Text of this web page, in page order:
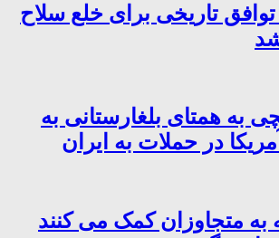
تاریخی برای خلع سلاح
به همتای بلغارستانی به
در حملات به ایران
متجاوزان کمک می کنند